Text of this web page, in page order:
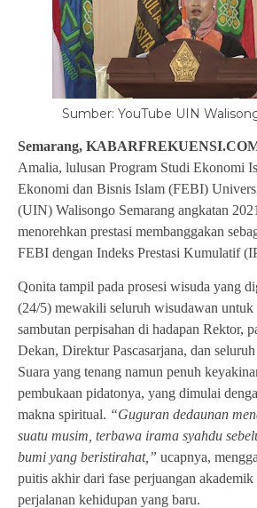
Sumber: YouTube UIN
Semarang,
Amalia, lulusan Program Studi Ekonomi
Ekonomi dan Bisnis Islam (FEBI)
(UIN) Walisongo Semarang angkatan
menorehkan prestasi membanggakan
FEBI dengan Indeks Prestasi Kumulatif
Qonita tampil pada prosesi wisuda yang
(24/5) mewakili seluruh wisudawan untuk
sambutan perpisahan di hadapan Rektor,
Dekan, Direktur Pascasarjana, dan
Suara yang tenang namun penuh
pembukaan pidatonya, yang dimulai
makna spiritual. “Guguran dedaunan
suatu musim, terbawa irama syahdu
bumi yang beristirahat,” ucapnya,
puitis akhir dari fase perjuangan
perjalanan kehidupan yang baru.